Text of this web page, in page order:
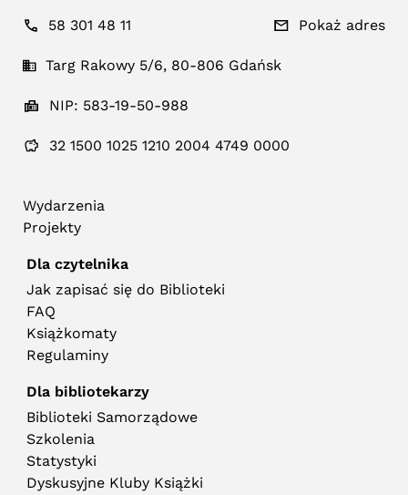
58 301 48 11 Pokaż adres
Targ Rakowy 5/6, 80-806 Gdańsk
NIP: 583-19-50-988
32 1500 1025 1210 2004 4749 0000
Wydarzenia
Projekty
Dla czytelnika
Jak zapisać się do Biblioteki
FAQ
Książkomaty
Regulaminy
Dla bibliotekarzy
Biblioteki Samorządowe
Szkolenia
Statystyki
Dyskusyjne Kluby Książki